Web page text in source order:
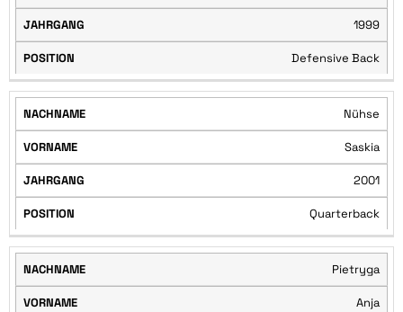
1999
Defensive Back
Nühse
Saskia
2001
Quarterback
Pietryga
Anja